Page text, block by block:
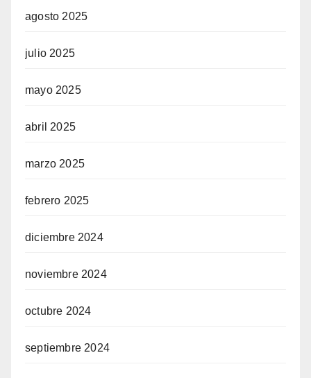
agosto 2025
julio 2025
mayo 2025
abril 2025
marzo 2025
febrero 2025
diciembre 2024
noviembre 2024
octubre 2024
septiembre 2024